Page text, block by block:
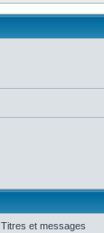
Titres et messages